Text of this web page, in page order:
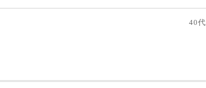
40代